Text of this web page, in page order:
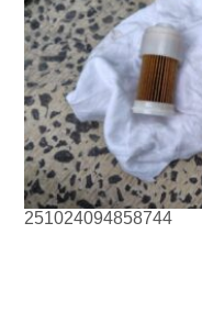
251024094858744